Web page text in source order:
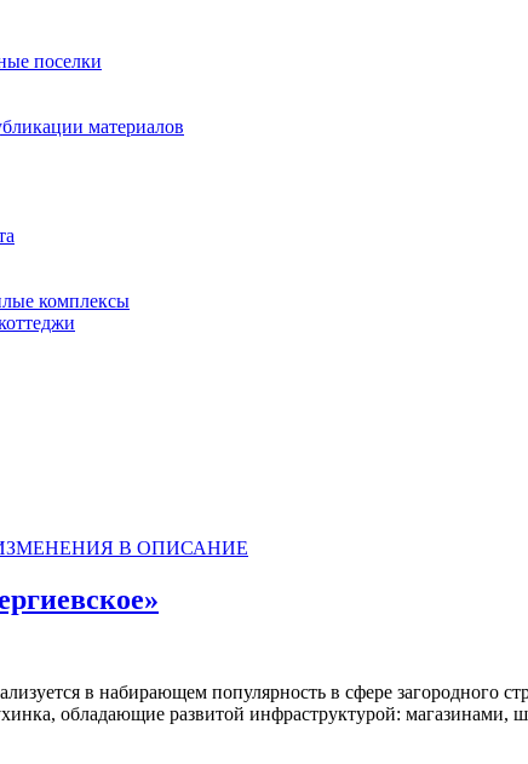
поселки
материалов
комплексы
ИЗМЕНЕНИЯ В ОПИСАНИЕ
в набирающем популярность в сфере загородного
обладающие развитой инфраструктурой: